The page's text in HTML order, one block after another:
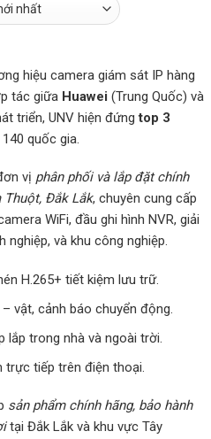
hiệu camera giám sát IP hàng
tác giữa Huawei (Trung Quốc) và
triển, UNV hiện đứngtop 3
quốc gia.
vị phân phối và lắp đặt chính
Đắk Lắk, chuyên cung cấp
WiFi, đầu ghi hình NVR, giải
nghiệp, và khu công nghiệp.
H.265+ tiết kiệm lưu trữ.
vật, cảnh báo chuyển động.
lắp trong nhà và ngoài trời.
trực tiếp trên điện thoại.
sản phẩm chính hãng, bảo hành
tại Đắk Lắk và khu vực Tây